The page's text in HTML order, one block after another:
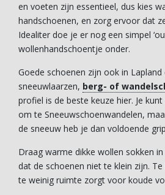
en voeten zijn essentieel, dus kies
handschoenen, en zorg ervoor dat
Idealiter doe je er nog een simpel
wollenhandschoentje onder.
Goede schoenen zijn ook in
sneeuwlaarzen, berg- of
profiel is de beste keuze hier. Je
om te Sneeuwschoenwandelen,
de sneeuw heb je dan voldoende
Draag warme dikke wollen sokken
dat de schoenen niet te klein zijn.
te weinig ruimte zorgt voor koude